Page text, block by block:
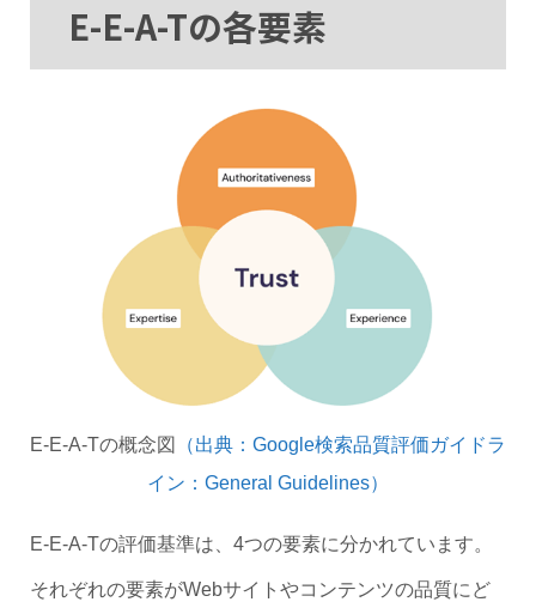
E-E-A-Tの各要素
E-E-A-Tの概念図
（出典：Google検索品質評価ガイドラ
イン：General Guidelines）
E-E-A-Tの評価基準は、4つの要素に分かれています。
それぞれの要素がWebサイトやコンテンツの品質にど